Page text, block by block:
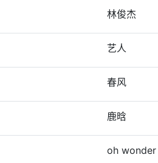
林俊杰
艺人
春风
鹿晗
oh wonder